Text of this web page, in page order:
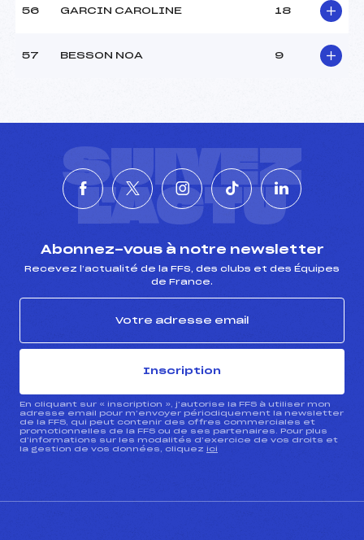
56 GARCIN CAROLINE 18
57 BESSON NOA 9
SUIVEZ
L'ACTU
Abonnez-vous à notre newsletter
Recevez l’actualité de la FFS, des clubs et des Équipes
de France.
Inscription
En cliquant sur « inscription », j’autorise la FFS à utiliser mon
adresse email pour m’envoyer périodiquement la newsletter
de la FFS, qui peut contenir des offres commerciales et
promotionnelles de la FFS ou de ses partenaires. Pour plus
d’informations sur les modalités d’exercice de vos droits et
la gestion de vos données, cliquez ici